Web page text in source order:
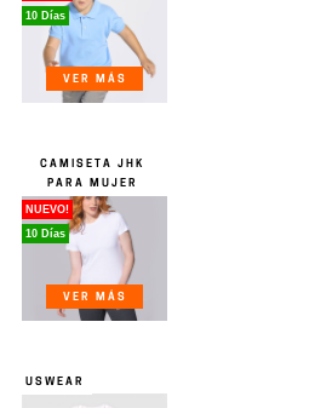
VER MÁS
10 Días
VER MÁS
NUEVO!
10 Días
CAMISETA JHK
PARA MUJER
USWEAR